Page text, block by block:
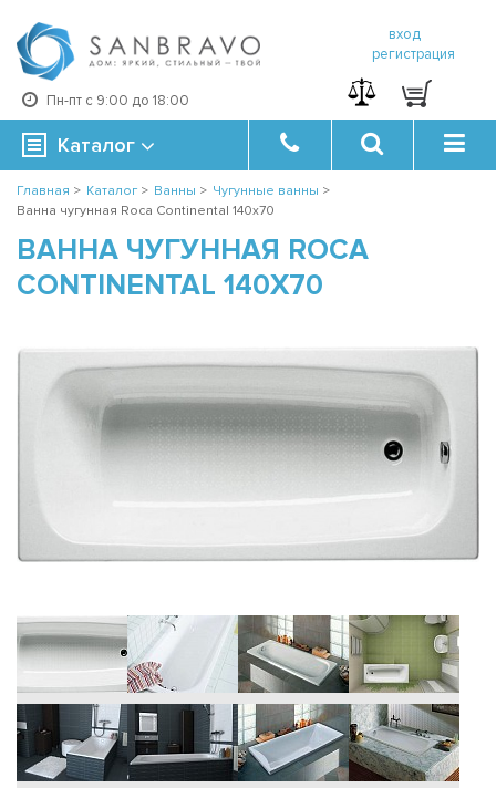
Пн-пт с 9:00 до 18:00
вход
регистрация
Каталог
Главная > Каталог > Ванны > Чугунные ванны >
Ванна чугунная Roca Continental 140х70
ВАННА ЧУГУННАЯ ROCA
CONTINENTAL 140Х70